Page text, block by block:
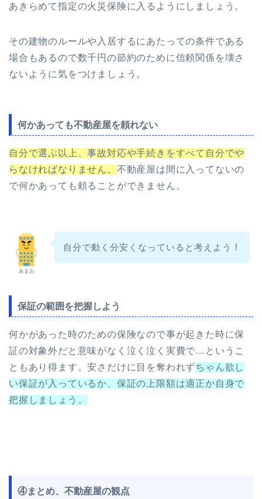
あきらめて指定の火災保険に入るようにしましょう。
その建物のルールや入居するにあたっての条件である
場合もあるので数千円の節約のために信頼関係を壊さ
ないように気をつけましょう。
何かあっても不動産屋を頼れない
自分で選ぶ以上、事故対応や手続きをすべて自分でや
らなければなりません。 不動産屋は間に入ってないの
で何かあっても頼ることができません。
あまお
自分で動く分安くなっていると考えよう ！
保証の範囲を把握しよう
何かがあった時のための保険なので事が起きた時に保
証の対象外だと意味がなく泣く泣く実費で…というこ
ともあり得ます。安さだけに目を奪われずちゃん欲し
い保証が入っているか、保証の上限額は適正か自身で
把握しましょう。
④まとめ、不動産屋の観点